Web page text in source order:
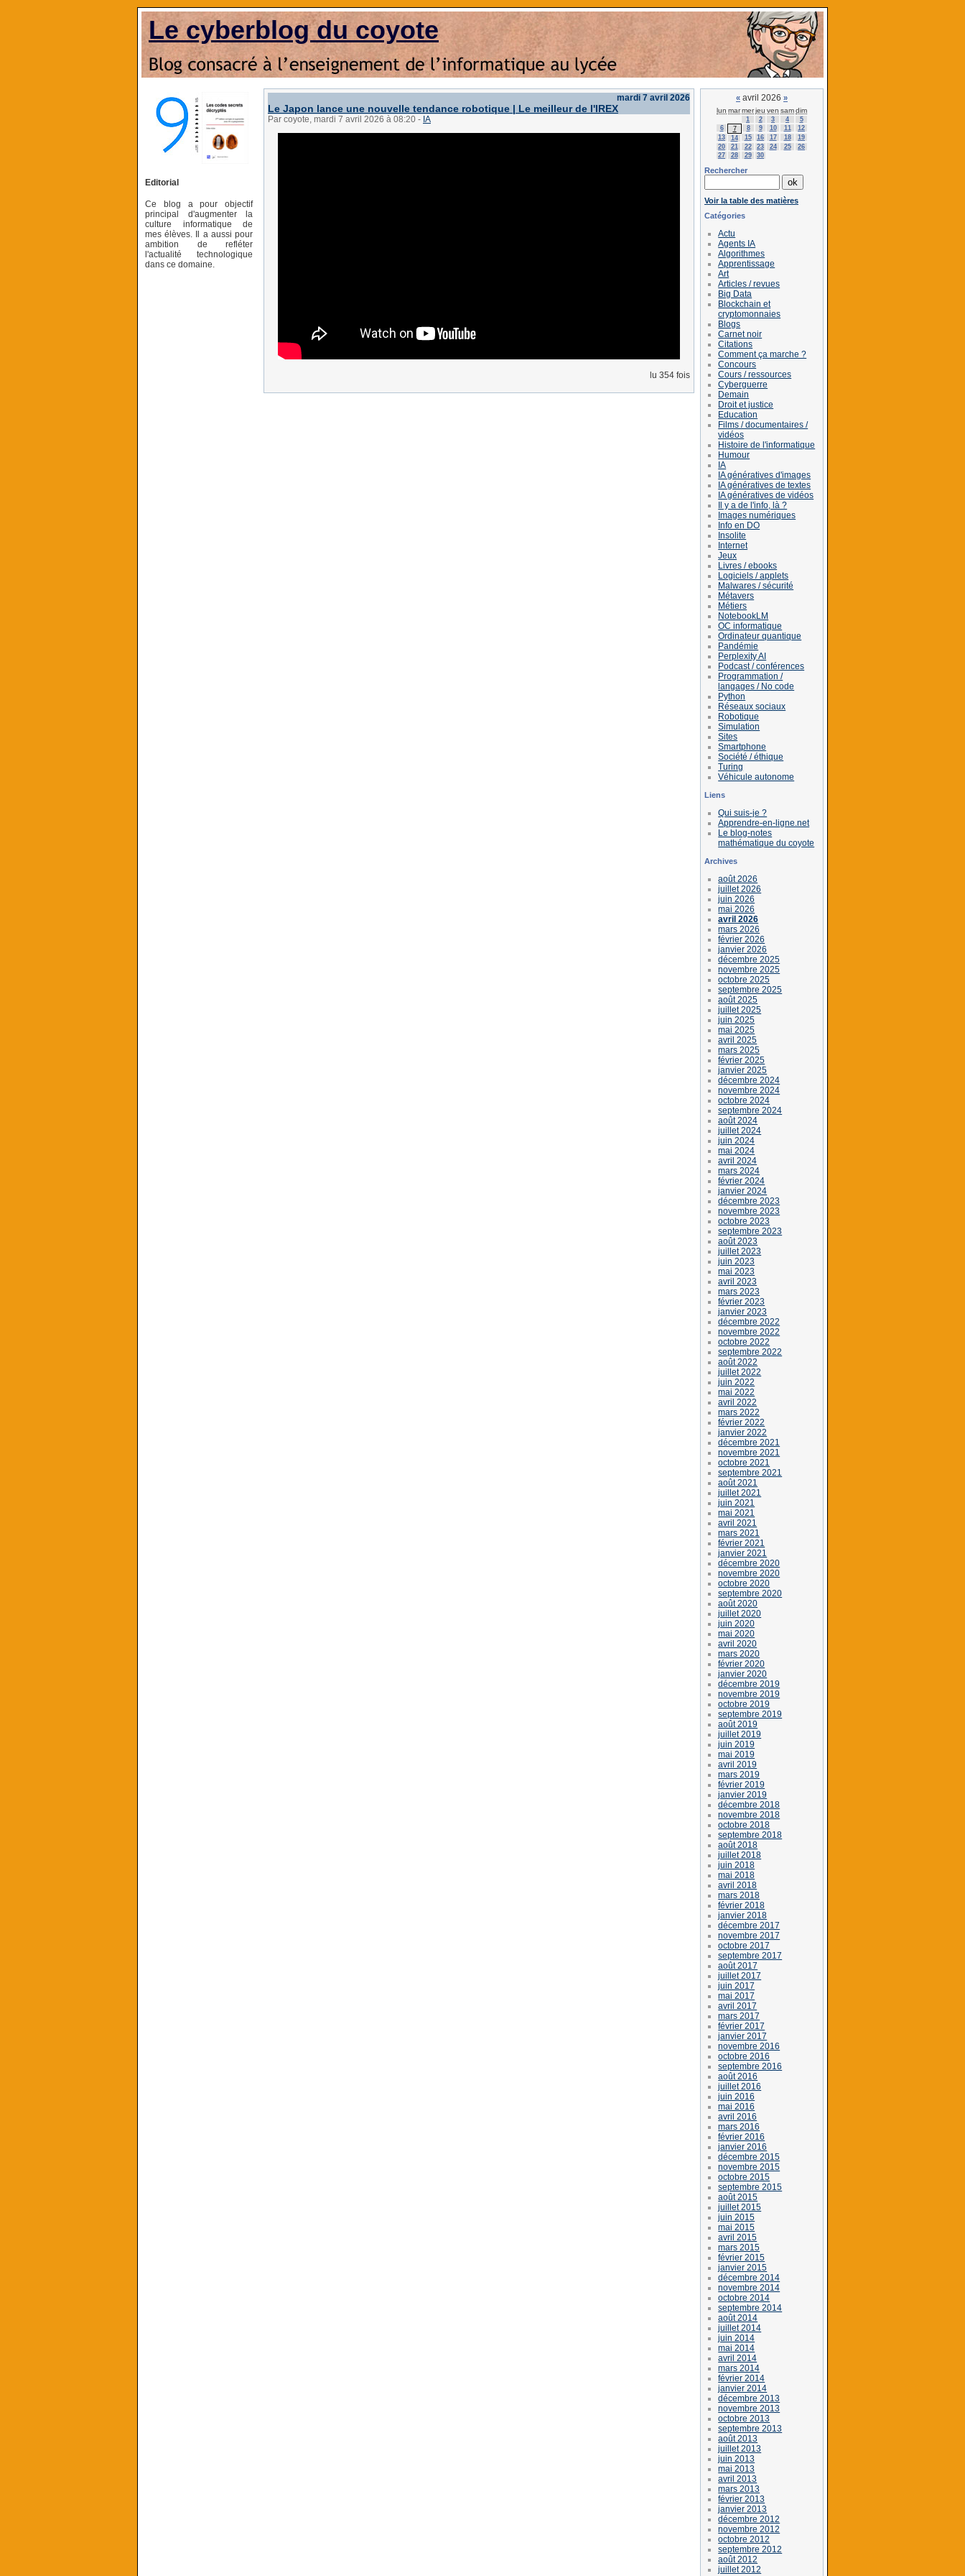
Le cyberblog du coyote
Editorial
Ce blog a pour objectif
principal d'augmenter la
culture informatique de
mes élèves. Il a aussi pour
ambition de refléter
l'actualité technologique
dans ce domaine.
mardi 7 avril 2026
Le Japon lance une nouvelle tendance robotique | Le meilleur de l'IREX
Par coyote, mardi 7 avril 2026 à 08:20 - IA
lu 354 fois
« avril 2026 »
lun marmerjeu ven samdim
1 2 3 4
5
6
7 8 9 10 11
12
13
14 15 16 17 18
19
20
21 22 23 24 25
26
27
28 29 30
Rechercher
Voir la table des matières
Catégories
Actu
Agents IA
Algorithmes
Apprentissage
Art
Articles / revues
Big Data
Blockchain et
cryptomonnaies
Blogs
Carnet noir
Citations
Comment ça marche ?
Concours
Cours / ressources
Cyberguerre
Demain
Droit et justice
Education
Films / documentaires /
vidéos
Histoire de l'informatique
Humour
IA
IA génératives d'images
IA génératives de textes
IA génératives de vidéos
Il y a de l'info, là ?
Images numériques
Info en DO
Insolite
Internet
Jeux
Livres / ebooks
Logiciels / applets
Malwares / sécurité
Métavers
Métiers
NotebookLM
OC informatique
Ordinateur quantique
Pandémie
Perplexity AI
Podcast / conférences
Programmation /
langages / No code
Python
Réseaux sociaux
Robotique
Simulation
Sites
Smartphone
Société / éthique
Turing
Véhicule autonome
Liens
Qui suis-je ?
Apprendre-en-ligne.net
Le blog-notes
mathématique du coyote
Archives
août 2026
juillet 2026
juin 2026
mai 2026
avril 2026
mars 2026
février 2026
janvier 2026
décembre 2025
novembre 2025
octobre 2025
septembre 2025
août 2025
juillet 2025
juin 2025
mai 2025
avril 2025
mars 2025
février 2025
janvier 2025
décembre 2024
novembre 2024
octobre 2024
septembre 2024
août 2024
juillet 2024
juin 2024
mai 2024
avril 2024
mars 2024
février 2024
janvier 2024
décembre 2023
novembre 2023
octobre 2023
septembre 2023
août 2023
juillet 2023
juin 2023
mai 2023
avril 2023
mars 2023
février 2023
janvier 2023
décembre 2022
novembre 2022
octobre 2022
septembre 2022
août 2022
juillet 2022
juin 2022
mai 2022
avril 2022
mars 2022
février 2022
janvier 2022
décembre 2021
novembre 2021
octobre 2021
septembre 2021
août 2021
juillet 2021
juin 2021
mai 2021
avril 2021
mars 2021
février 2021
janvier 2021
décembre 2020
novembre 2020
octobre 2020
septembre 2020
août 2020
juillet 2020
juin 2020
mai 2020
avril 2020
mars 2020
février 2020
janvier 2020
décembre 2019
novembre 2019
octobre 2019
septembre 2019
août 2019
juillet 2019
juin 2019
mai 2019
avril 2019
mars 2019
février 2019
janvier 2019
décembre 2018
novembre 2018
octobre 2018
septembre 2018
août 2018
juillet 2018
juin 2018
mai 2018
avril 2018
mars 2018
février 2018
janvier 2018
décembre 2017
novembre 2017
octobre 2017
septembre 2017
août 2017
juillet 2017
juin 2017
mai 2017
avril 2017
mars 2017
février 2017
janvier 2017
novembre 2016
octobre 2016
septembre 2016
août 2016
juillet 2016
juin 2016
mai 2016
avril 2016
mars 2016
février 2016
janvier 2016
décembre 2015
novembre 2015
octobre 2015
septembre 2015
août 2015
juillet 2015
juin 2015
mai 2015
avril 2015
mars 2015
février 2015
janvier 2015
décembre 2014
novembre 2014
octobre 2014
septembre 2014
août 2014
juillet 2014
juin 2014
mai 2014
avril 2014
mars 2014
février 2014
janvier 2014
décembre 2013
novembre 2013
octobre 2013
septembre 2013
août 2013
juillet 2013
juin 2013
mai 2013
avril 2013
mars 2013
février 2013
janvier 2013
décembre 2012
novembre 2012
octobre 2012
septembre 2012
août 2012
juillet 2012